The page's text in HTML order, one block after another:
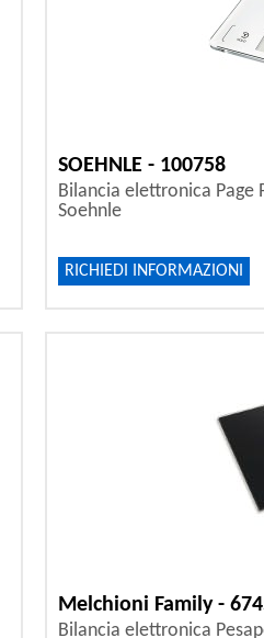
SOEHNLE - 100758
Bilancia elettronica Page
Soehnle
RICHIEDI INFORMAZIONI
Melchioni Family -
Bilancia elettronica